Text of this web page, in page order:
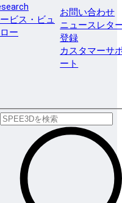
ビス・ビュ
ー
お問い合わせ
ニュースレタ
登録
カスタマーサ
ート